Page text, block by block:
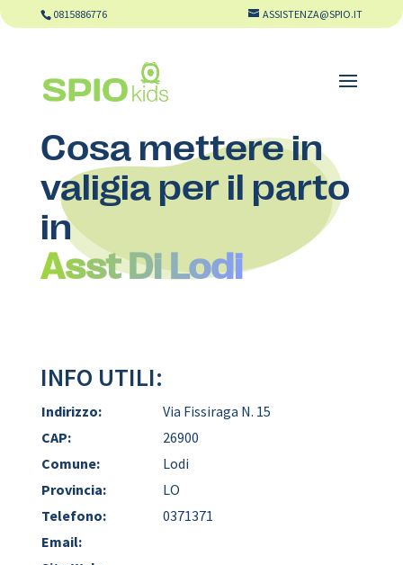
0815886776 ASSISTENZA@SPIO.IT
Cosa mettere in
valigia per il parto
in
Asst Di Lodi
INFO UTILI:
Indirizzo:
Via Fissiraga N. 15
CAP:
26900
Comune:
Lodi
Provincia:
LO
Telefono:
0371371
Email: